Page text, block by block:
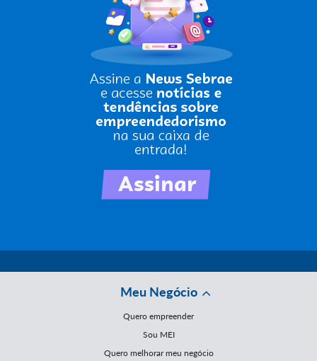
Meu Negócio
Quero empreender
Sou MEI
Quero melhorar meu negócio